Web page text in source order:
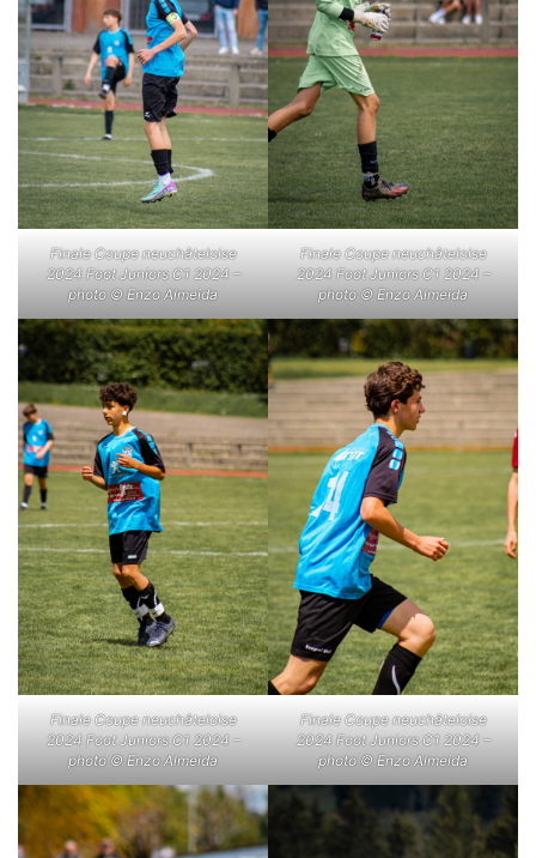
Finale Coupe neuchâteloise
2024 Foot Juniors C1 2024 –
photo © Enzo Almeida
Finale Coupe neuchâteloise
2024 Foot Juniors C1 2024 –
photo © Enzo Almeida
Finale Coupe neuchâteloise
2024 Foot Juniors C1 2024 –
photo © Enzo Almeida
Finale Coupe neuchâteloise
2024 Foot Juniors C1 2024 –
photo © Enzo Almeida